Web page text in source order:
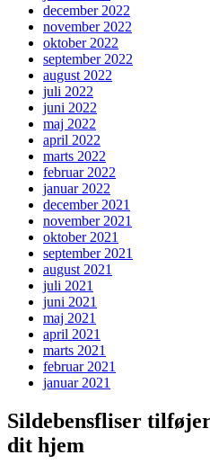
december 2022
november 2022
oktober 2022
september 2022
august 2022
juli 2022
juni 2022
maj 2022
april 2022
marts 2022
februar 2022
januar 2022
december 2021
november 2021
oktober 2021
september 2021
august 2021
juli 2021
juni 2021
maj 2021
april 2021
marts 2021
februar 2021
januar 2021
Sildebensfliser
dit hjem